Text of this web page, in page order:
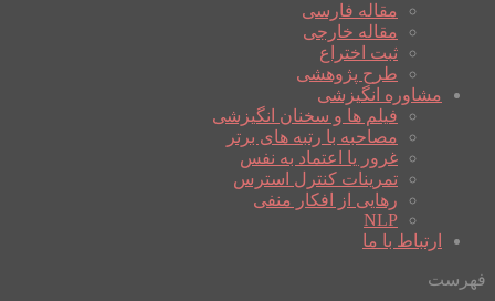
مقاله فارسی
مقاله خارجی
ثبت اختراع
طرح پژوهشی
مشاوره انگیزشی
فیلم ها و سخنان انگیزشی
مصاحبه با رتبه های برتر
غرور یا اعتماد به نفس
تمرینات کنترل استرس
رهایی از افکار منفی
NLP
ارتباط با ما
فهرست